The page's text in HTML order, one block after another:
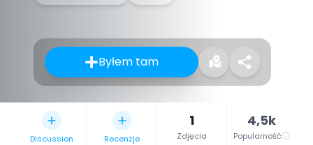
Byłem tam
Discussion Recenzje
1
Zdjęcia
4,5k
Popularność